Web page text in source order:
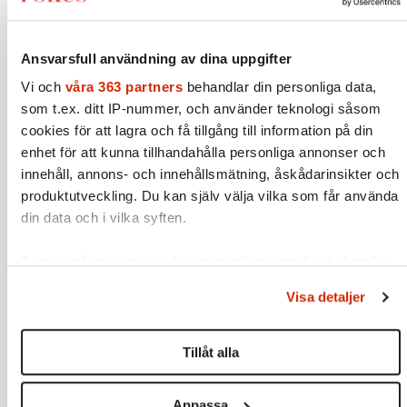
Ansvarsfull användning av dina uppgifter
Vi och våra 363 partners behandlar din personliga data,
som t.ex. ditt IP-nummer, och använder teknologi såsom
cookies för att lagra och få tillgång till information på din
enhet för att kunna tillhandahålla personliga annonser och
innehåll, annons- och innehållsmätning, åskådarinsikter och
produktutveckling. Du kan själv välja vilka som får använda
din data och i vilka syften.
ändra eller dra tillbaka ditt samtycke när som helst från
cookie-förklaringen.
Vi använder enhetsidentifierare för att anpassa innehållet
Visa detaljer
Tillåt alla
”Förvarsbeslut fattas numera sällan i
Migrationsverkets återvändandearbete”,
vilket får till följd att de allra flesta personer
som har ett utvisningsbeslut går på fri fot.
”Det är inte någon idé att fatta förvarsbeslut
eftersom de ändå inte verkställs”, säger en av
Migrationsverkets återvändandearbete”.
”Risknivå: Hög”